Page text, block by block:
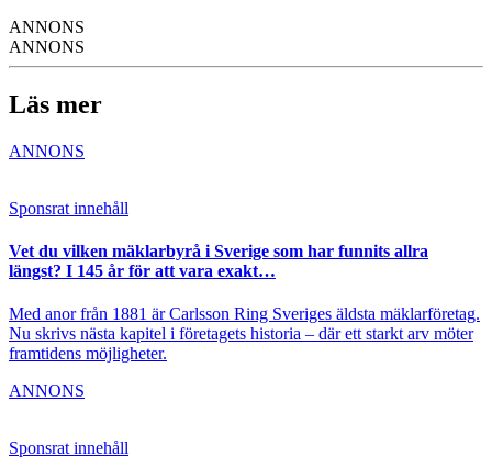
ANNONS
ANNONS
Läs mer
ANNONS
Sponsrat innehåll
Vet du vilken mäklarbyrå i Sverige som har funnits allra
längst? I 145 år för att vara exakt…
Med anor från 1881 är Carlsson Ring Sveriges äldsta mäklarföretag.
Nu skrivs nästa kapitel i företagets historia – där ett starkt arv möter
framtidens möjligheter.
ANNONS
Sponsrat innehåll